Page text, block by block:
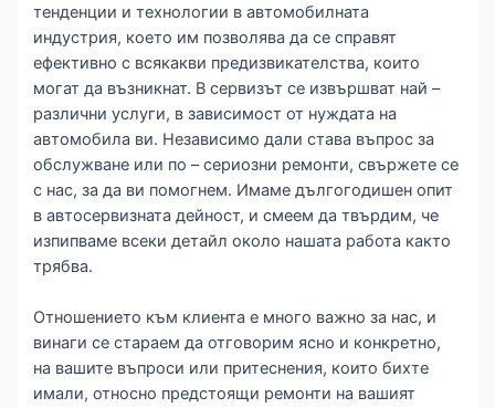
тенденции и технологии в автомобилната
индустрия, което им позволява да се справят
ефективно с всякакви предизвикателства, които
могат да възникнат. В сервизът се извършват най –
различни услуги, в зависимост от нуждата на
автомобила ви. Независимо дали става въпрос за
обслужване или по – сериозни ремонти, свържете се
с нас, за да ви помогнем. Имаме дългогодишен опит
в автосервизната дейност, и смеем да твърдим, че
изпипваме всеки детайл около нашата работа както
трябва.
Отношението към клиента е много важно за нас, и
винаги се стараем да отговорим ясно и конкретно,
на вашите въпроси или притеснения, които бихте
имали, относно предстоящи ремонти на вашият